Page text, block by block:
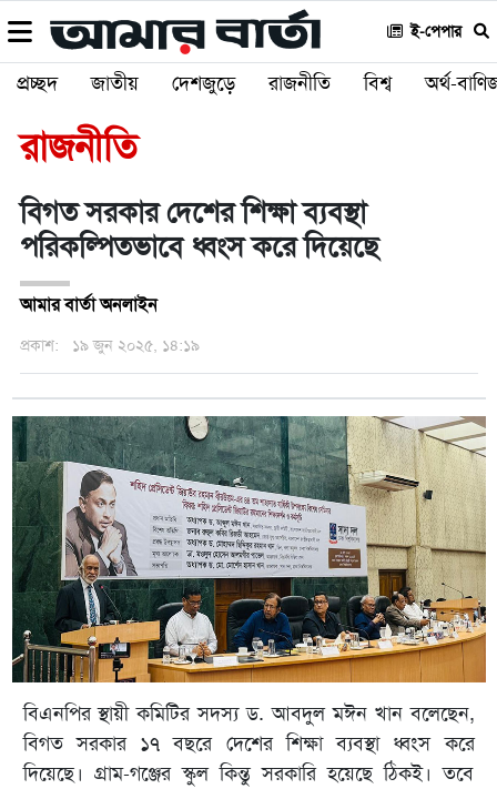
ই-পেপার
প্রচ্ছদ জাতীয় দেশজুড়ে রাজনীতি বিশ্ব অর্থ-
রাজনীতি
বিগত সরকার দেশের শিক্ষা ব্যবস্থা
পরিকল্পিতভাবে ধ্বংস করে দিয়েছে
আমার বার্তা অনলাইন
প্রকাশ: ১৯ জুন ২০২৫, ১৪:১৯
বিএনপির স্থায়ী কমিটির সদস্য ড. আবদুল মঈন খান বলেছেন,
বিগত সরকার ১৭ বছরে দেশের শিক্ষা ব্যবস্থা ধ্বংস করে
দিয়েছে। গ্রাম-গঞ্জের স্কুল কিন্তু সরকারি হয়েছে ঠিকই। তবে